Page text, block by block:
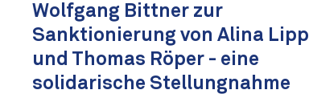
Wolfgang Bittner zur
Sanktionierung von Alina Lipp
und Thomas Röper - eine
solidarische Stellungnahme